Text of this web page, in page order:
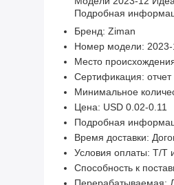
Подробная
Бренд: Ziman
Номер модели: 2023-
Место
Сертификация: отчет
Минимальное
Цена: USD 0.02-0.11
Подробная
Время доставки:
Условия оплаты: T/T
Способность к